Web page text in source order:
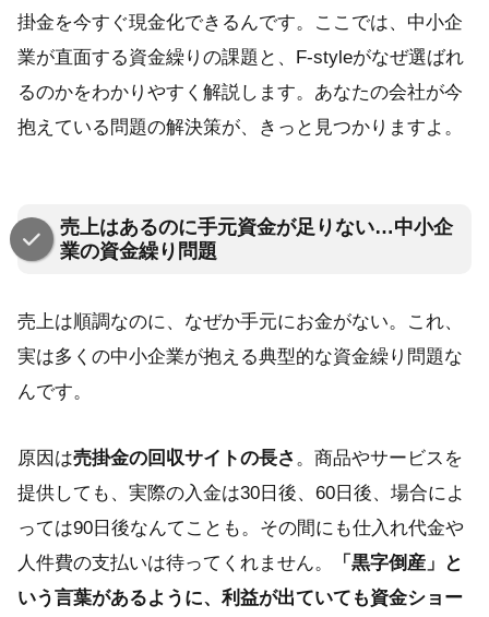
掛金を今すぐ現金化できるんです。ここでは、中小企
業が直面する資金繰りの課題と、F-styleがなぜ選ばれ
るのかをわかりやすく解説します。あなたの会社が今
抱えている問題の解決策が、きっと見つかりますよ。
売上はあるのに手元資金が足りない…中小企
業の資金繰り問題
売上は順調なのに、なぜか手元にお金がない。これ、
実は多くの中小企業が抱える典型的な資金繰り問題な
んです。
原因は売掛金の回収サイトの長さ 。商品やサービスを
提供しても、実際の入金は30日後、60日後、場合によ
っては90日後なんてことも。その間にも仕入れ代金や
人件費の支払いは待ってくれません。
「黒字倒産」と
いう言葉があるように、利益が出ていても資金ショー